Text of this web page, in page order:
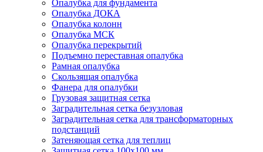
Опалубка для фундамента
Опалубка ДОКА
Опалубка колонн
Опалубка МСК
Опалубка перекрытий
Подъемно переставная опалубка
Рамная опалубка
Скользящая опалубка
Фанера для опалубки
Грузовая защитная сетка
Заградительная сетка безузловая
Заградительная сетка для трансформаторных
подстанций
Затеняющая сетка для теплиц